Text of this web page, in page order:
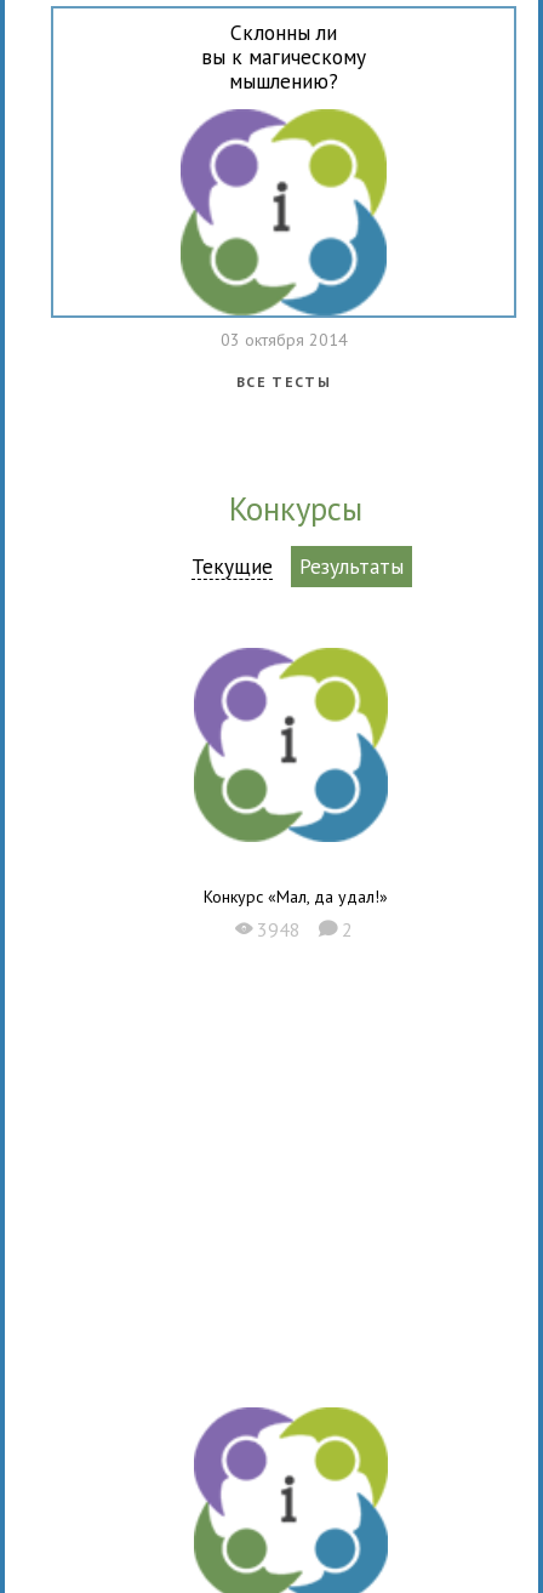
Склонны ли
вы к магическому
мышлению?
03 октября 2014
ВСЕ ТЕСТЫ
Конкурсы
Текущие Результаты
Конкурс «Мал, да удал!»
X 3948 K 2